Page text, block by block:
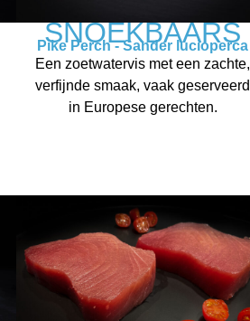
SNOEKBAARS
Pike Perch - Sander lucioperca
Een zoetwatervis met een zachte,
verfijnde smaak, vaak geserveerd
in Europese gerechten.